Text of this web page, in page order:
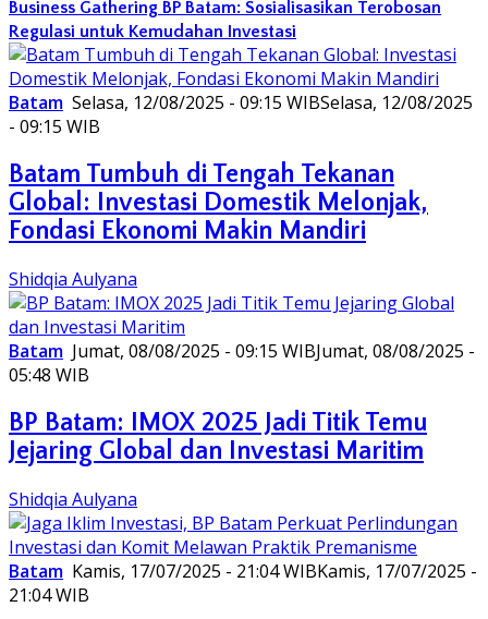
Business Gathering BP Batam: Sosialisasikan Terobosan
Regulasi untuk Kemudahan Investasi
Batam Selasa, 12/08/2025 - 09:15 WIBSelasa, 12/08/2025
- 09:15 WIB
Batam Tumbuh di Tengah Tekanan
Global: Investasi Domestik Melonjak,
Fondasi Ekonomi Makin Mandiri
Shidqia Aulyana
Batam Jumat, 08/08/2025 - 09:15 WIBJumat, 08/08/2025 -
05:48 WIB
BP Batam: IMOX 2025 Jadi Titik Temu
Jejaring Global dan Investasi Maritim
Shidqia Aulyana
Batam Kamis, 17/07/2025 - 21:04 WIBKamis, 17/07/2025 -
21:04 WIB